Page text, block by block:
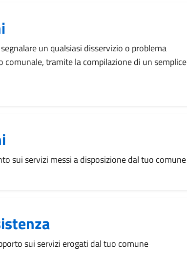
un qualsiasi disservizio o problema
tramite la compilazione di un semplice
sui servizi messi a disposizione dal tuo comune
sui servizi erogati dal tuo comune